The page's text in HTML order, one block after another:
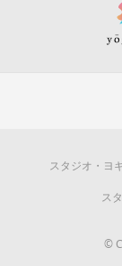
スタジオ・ヨ
ス
©